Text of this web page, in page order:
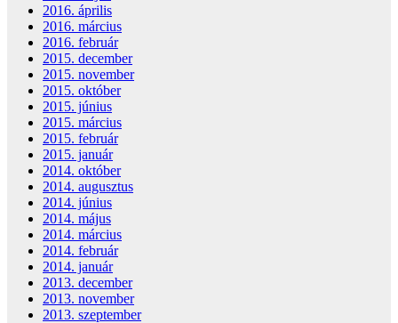
2016. április
2016. március
2016. február
2015. december
2015. november
2015. október
2015. június
2015. március
2015. február
2015. január
2014. október
2014. augusztus
2014. június
2014. május
2014. március
2014. február
2014. január
2013. december
2013. november
2013. szeptember